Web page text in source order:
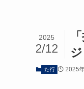
2025
2/12
た行 2025